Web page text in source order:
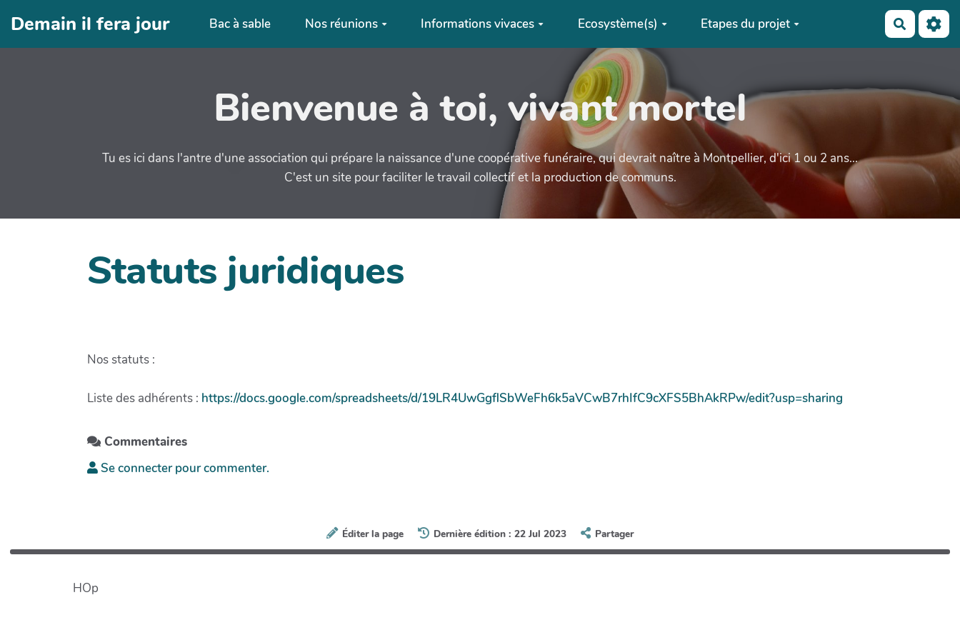
Aller au contenu principal
Demain il fera jour Bac à sable Nos réunions Informations vivaces Ecosystème(s) Etapes du projet
Bienvenue à toi, vivant mortel
Tu es ici dans l'antre d'une association qui prépare la naissance d'une coopérative funéraire, qui devrait naître à Montpellier, d'ici 1 ou 2 ans...
C'est un site pour faciliter le travail collectif et la production de communs.
Statuts juridiques
Nos statuts :
Liste des adhérents : https://docs.google.com/spreadsheets/d/19LR4UwGgflSbWeFh6k5aVCwB7rhIfC9cXFS5BhAkRPw/edit?usp=sharing
Commentaires
Se connecter pour commenter.
Éditer la page Dernière édition : 22 Jul 2023 Partager
HOp